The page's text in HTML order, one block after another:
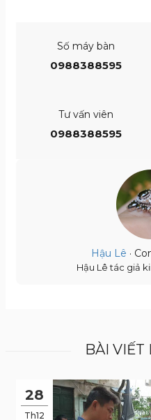
Số máy bàn
0988388595
Tư vấn viên
0988388595
Hậu Lê ·
Hậu Lê tác giả
BÀI VIẾT
28
Th12